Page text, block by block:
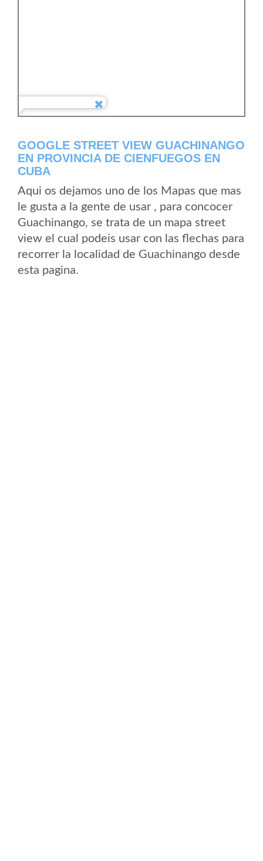
GOOGLE STREET VIEW GUACHINANGO
EN PROVINCIA DE CIENFUEGOS EN
CUBA
Aqui os dejamos uno de los Mapas que mas
le gusta a la gente de usar , para concocer
Guachinango, se trata de un mapa street
view el cual podeis usar con las flechas para
recorrer la localidad de Guachinango desde
esta pagina.